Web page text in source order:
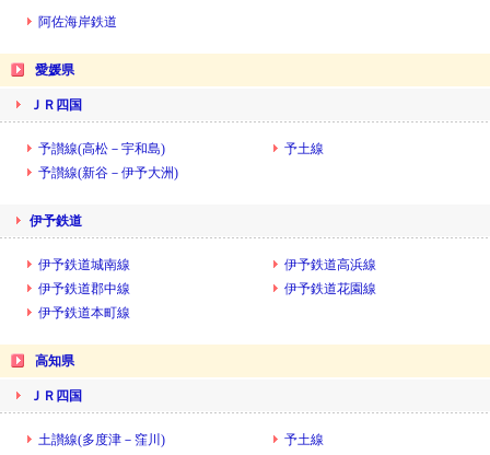
阿佐海岸鉄道
愛媛県
ＪＲ四国
予讃線(高松－宇和島)
予土線
予讃線(新谷－伊予大洲)
伊予鉄道
伊予鉄道城南線
伊予鉄道高浜線
伊予鉄道郡中線
伊予鉄道花園線
伊予鉄道本町線
高知県
ＪＲ四国
土讃線(多度津－窪川) 予土線